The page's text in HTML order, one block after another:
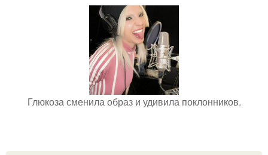
Глюкоза сменила образ и удивила поклонников.